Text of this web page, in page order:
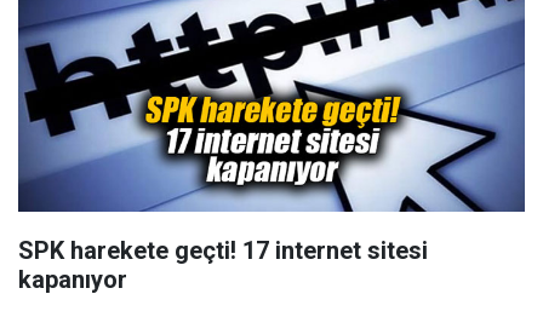
SPK harekete geçti! 17 internet sitesi
kapanıyor